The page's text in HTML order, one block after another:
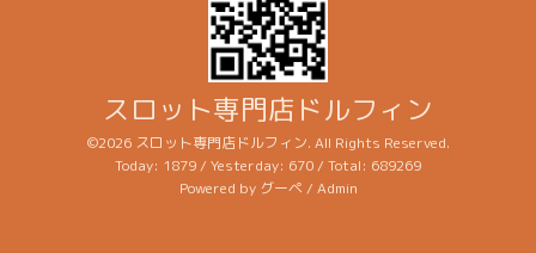
スロット専門店ドルフィン
©2026 スロット専門店ドルフィン. All Rights Reserved.
Today: 1879/ Yesterday: 670/ Total: 689269
Powered by グーペ / Admin